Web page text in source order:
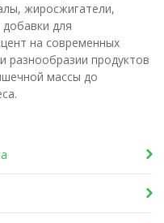
жиросжигатели,
для
на современных
разнообразии продуктов
массы до